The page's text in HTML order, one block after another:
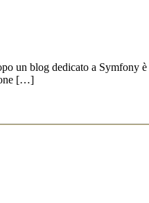
un blog dedicato a Symfony
[…]